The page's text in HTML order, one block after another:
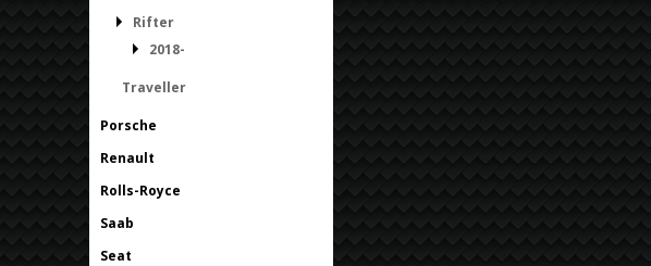
Rifter
2018-
Traveller
Porsche
Renault
Rolls-Royce
Saab
Seat